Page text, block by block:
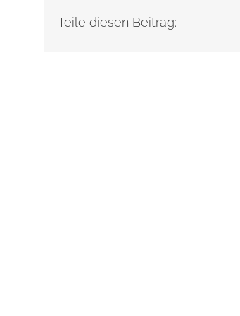
Teile diesen Beitrag: